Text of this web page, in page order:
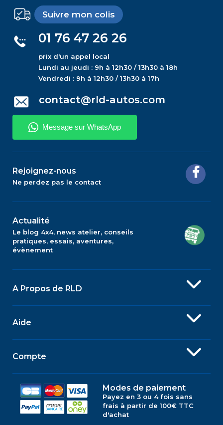
Suivre mon colis
01 76 47 26 26
prix d'un appel local
Lundi au jeudi : 9h à 12h30 / 13h30 à 18h
Vendredi : 9h à 12h30 / 13h30 à 17h
contact@rld-autos.com
Rejoignez-nous
Ne perdez pas le contact
Actualité
Le blog 4x4, news atelier, conseils
pratiques, essais, aventures,
évènement
A Propos de RLD
Aide
Compte
Modes de paiement
Payez en 3 ou 4 fois sans
frais à partir de 100€ TTC
d'achat